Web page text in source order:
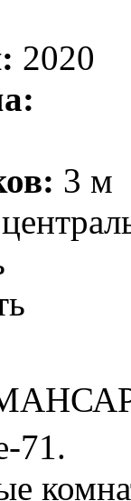
2020
3 м
71.